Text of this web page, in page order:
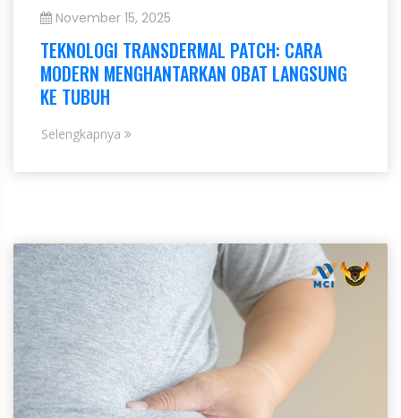
November 15, 2025
TEKNOLOGI TRANSDERMAL PATCH: CARA
MODERN MENGHANTARKAN OBAT LANGSUNG
KE TUBUH
Selengkapnya